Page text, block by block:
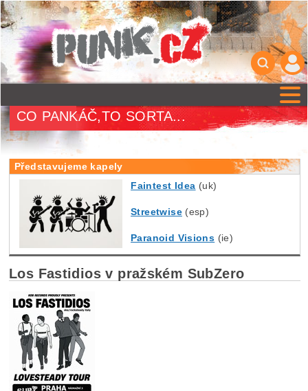
CO PANKÁČ,TO SORTA...
Představujeme kapely
Faintest Idea (uk)
Streetwise(esp)
Paranoid Visions (ie)
Los Fastidios v pražském SubZero